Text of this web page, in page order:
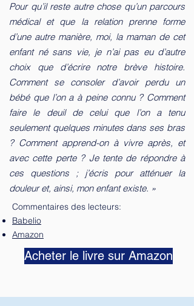
Pour qu’il reste autre chose qu’un parcours
médical et que la relation prenne forme
d’une autre manière, moi, la maman de cet
enfant né sans vie, je n’ai pas eu d’autre
choix que d’écrire notre brève histoire.
Comment se consoler d’avoir perdu un
bébé que l’on a à peine connu ? Comment
faire le deuil de celui que l’on a tenu
seulement quelques minutes dans ses bras
? Comment apprend-on à vivre après, et
avec cette perte ? Je tente de répondre à
ces questions ; j’écris pour atténuer la
douleur et, ainsi, mon enfant existe. »
​Commentaires des lecteurs:
Babelio
Amazon
Acheter le livre sur Amazon